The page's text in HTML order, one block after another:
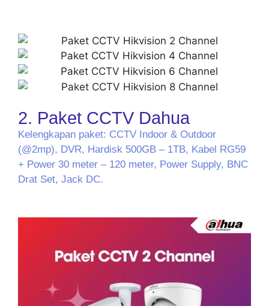
2. Paket CCTV Dahua
Kelengkapan paket: CCTV Indoor & Outdoor
(@2mp), DVR, Hardisk 500GB – 1TB, Kabel RG59
+ Power 30 meter – 120 meter, Power Supply, BNC
Drat Set, Jack DC.